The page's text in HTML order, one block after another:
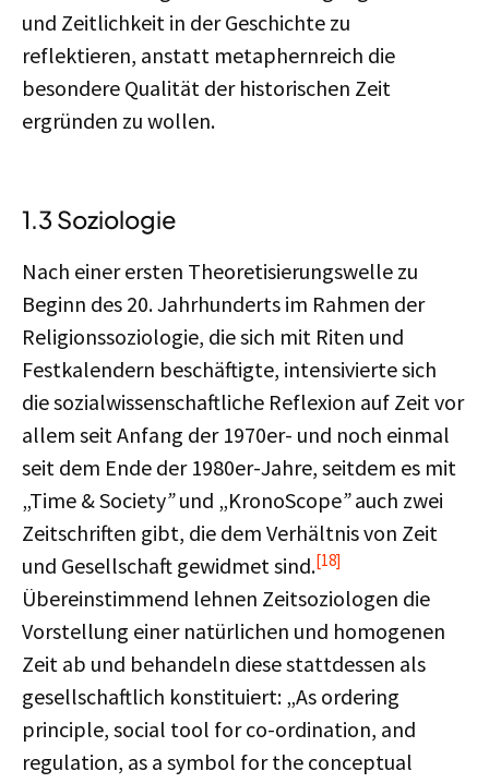
und Zeitlichkeit in der Geschichte zu
reflektieren, anstatt metaphernreich die
besondere Qualität der historischen Zeit
ergründen zu wollen.
1.3 Soziologie
Nach einer ersten Theoretisierungswelle zu
Beginn des 20. Jahrhunderts im Rahmen der
Religionssoziologie, die sich mit Riten und
Festkalendern beschäftigte, intensivierte sich
die sozialwissenschaftliche Reflexion auf Zeit vor
allem seit Anfang der 1970er- und noch einmal
seit dem Ende der 1980er-Jahre, seitdem es mit
„Time & Society”und „KronoScope”auch zwei
Zeitschriften gibt, die dem Verhältnis von Zeit
und Gesellschaft gewidmet sind.[18]
Übereinstimmend lehnen Zeitsoziologen die
Vorstellung einer natürlichen und homogenen
Zeit ab und behandeln diese stattdessen als
gesellschaftlich konstituiert: „As ordering
principle, social tool for co-ordination, and
regulation, as a symbol for the conceptual